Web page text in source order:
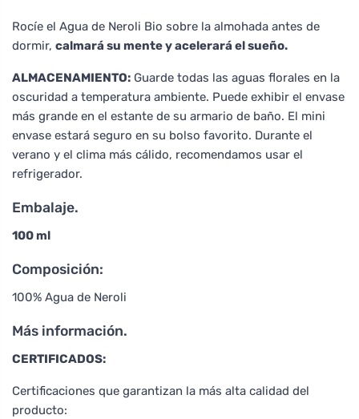
Rocíe el Agua de Neroli Bio sobre la almohada antes de
dormir, calmará su mente y acelerará el sueño.
ALMACENAMIENTO: Guarde todas las aguas florales en la
oscuridad a temperatura ambiente. Puede exhibir el envase
más grande en el estante de su armario de baño. El mini
envase estará seguro en su bolso favorito. Durante el
verano y el clima más cálido, recomendamos usar el
refrigerador.
Embalaje.
100 ml
Composición:
100% Agua de Neroli
Más información.
CERTIFICADOS:
Certificaciones que garantizan la más alta calidad del
producto: